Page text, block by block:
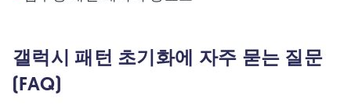
갤럭시 패턴 초기화에 자주 묻는 질문
(FAQ)